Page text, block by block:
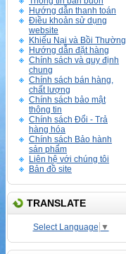
Hướng dẫn thanh toán
Điều khoản sử dụng
website
Khiếu Nại và Bồi Thường
Hướng dẫn đặt hàng
Chính sách và quy định
chung
Chính sách bán hàng,
chất lượng
Chính sách bảo mật
thông tin
Chính sách Đổi - Trả
hàng hóa
Chính sách Bảo hành
sản phẩm
Liên hệ với chúng tôi
Bản đồ site
TRANSLATE
Select Language ▼